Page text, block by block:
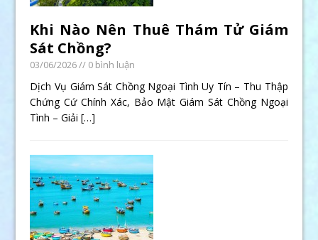
Khi Nào Nên Thuê Thám Tử Giám
Sát Chồng?
03/06/2026// 0 bình luận
Dịch Vụ Giám Sát Chồng Ngoại Tình Uy Tín – Thu Thập
Chứng Cứ Chính Xác, Bảo Mật Giám Sát Chồng Ngoại
Tình – Giải[…]